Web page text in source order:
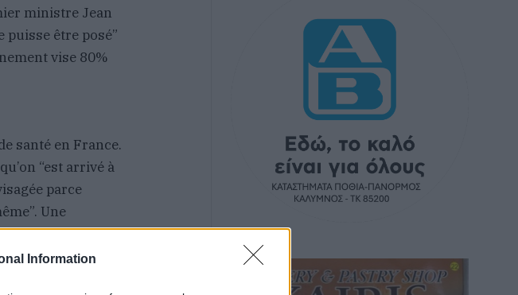
Information
ministre Jean
puisse être posé”
vise 80%
santé en France.
“est arrivé à
parce
Une
oblige à faire
de France
être